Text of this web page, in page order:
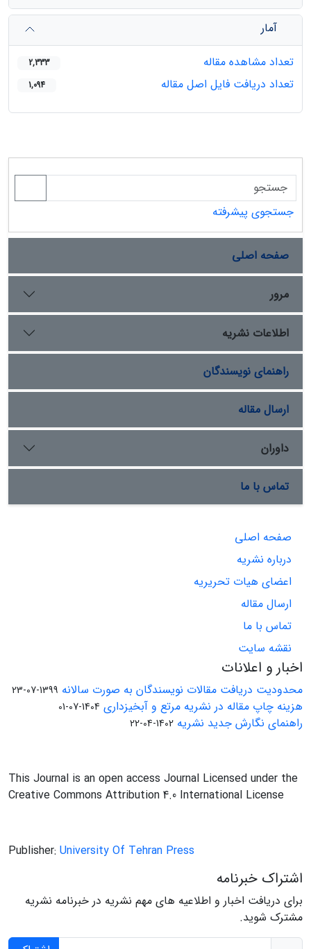
آمار
تعداد مشاهده مقاله
2,333
تعداد دریافت فایل اصل مقاله 1,094
جستجوی پیشرفته
صفحه اصلی
مرور
اطلاعات نشریه
راهنمای نویسندگان
ارسال مقاله
داوران
تماس با ما
صفحه اصلی
درباره نشریه
اعضای هیات تحریریه
ارسال مقاله
تماس با ما
نقشه سایت
اخبار و اعلانات
محدودیت دریافت مقالات نویسندگان به صورت سالانه 1399-07-23
هزینه چاپ مقاله در نشریه مرتع و آبخیزداری 1404-07-01
راهنمای نگارش جدید نشریه 1402-04-22
This Journal is an open access Journal Licensed under the
Creative Commons Attribution 4.0 International License
Publisher: University Of Tehran Press
اشتراک خبرنامه
برای دریافت اخبار و اطلاعیه های مهم نشریه در خبرنامه نشریه
مشترک شوید.